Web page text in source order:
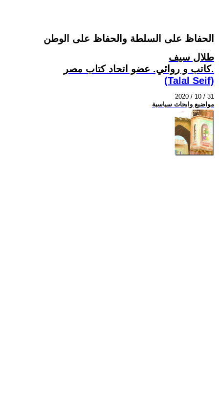
الحفاظ على السلطة والحفاظ على الوطن
طلال سيف
كاتب و روائي. عضو اتحاد كتاب مصر.
(Talal Seif)
2020 / 10 / 31
مواضيع وابحاث سياسية